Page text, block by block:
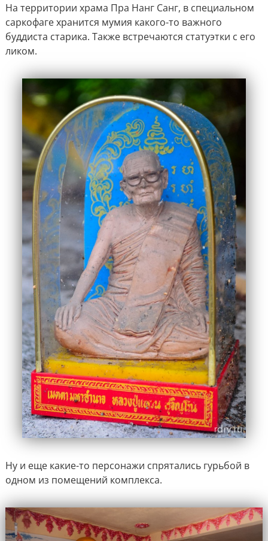
На территории храма Пра Нанг Санг, в специальном
саркофаге хранится мумия какого-то важного
буддиста старика. Также встречаются статуэтки с его
ликом.
Ну и еще какие-то персонажи спрятались гурьбой в
одном из помещений комплекса.